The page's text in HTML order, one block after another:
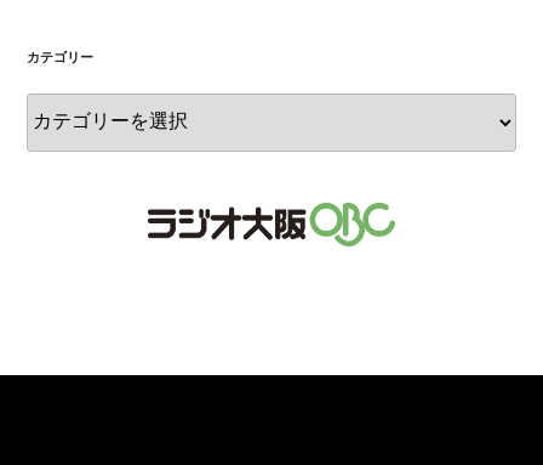
カテゴリー